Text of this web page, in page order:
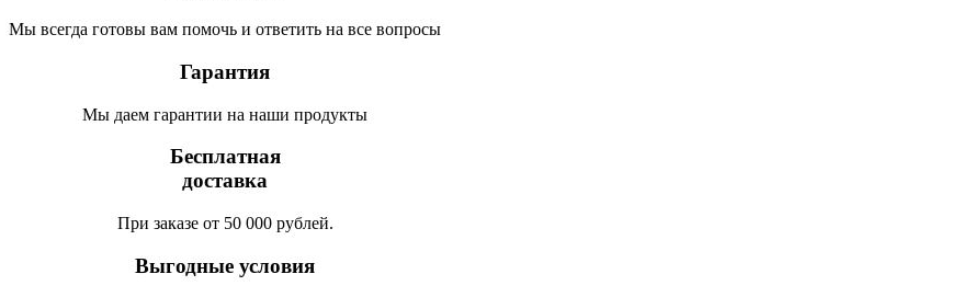
Мы всегда готовы вам помочь и ответить на все вопросы
Гарантия
Мы даем гарантии на наши продукты
Бесплатная
доставка
При заказе от 50 000 рублей.
Выгодные условия